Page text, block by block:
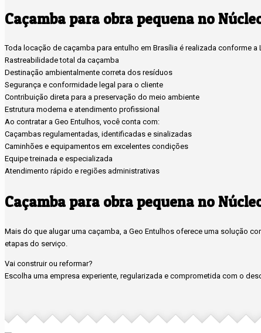
Caçamba para obra pequena no
Toda locação de caçamba para entulho em Brasília é realizada conforme
Rastreabilidade total da caçamba
Destinação ambientalmente correta dos resíduos
Segurança e conformidade legal para o cliente
Contribuição direta para a preservação do meio ambiente
Estrutura moderna e atendimento profissional
Ao contratar a Geo Entulhos, você conta com:
Caçambas regulamentadas, identificadas e sinalizadas
Caminhões e equipamentos em excelentes condições
Equipe treinada e especializada
Atendimento rápido e regiões administrativas
Caçamba para obra pequena no
Mais do que alugar uma caçamba, a Geo Entulhos oferece uma solução
etapas do serviço.
Vai construir ou reformar?
Escolha uma empresa experiente, regularizada e comprometida com o